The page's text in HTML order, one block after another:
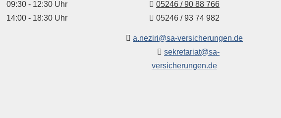
09:30 - 12:30 Uhr
14:00 - 18:30 Uhr
05246 / 90 88 766
05246 / 93 74 982
a.neziri@sa-versicherungen.de
sekretariat@sa-
versicherungen.de